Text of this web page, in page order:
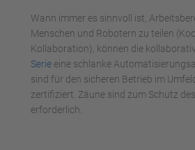
Management
Wann immer es sinnvoll ist,
Menschen und Robotern zu teilen
Kollaboration), können die
Serie eine schlanke
sind für den sicheren Betrieb im
zertifiziert. Zäune sind zum Schutz
erforderlich.